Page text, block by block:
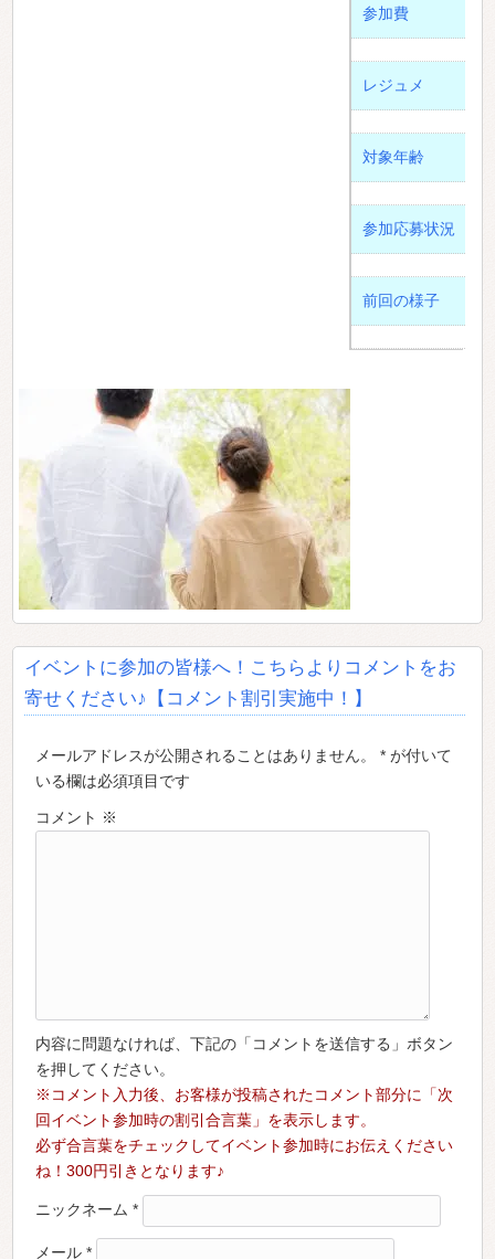
参加費
レジュメ
対象年齢
参加応募状況
前回の様子
イベントに参加の皆様へ！こちらよりコメントをお
寄せください♪【コメント割引実施中！】
メールアドレスが公開されることはありません。 * が付いて
いる欄は必須項目です
コメント ※
内容に問題なければ、下記の「コメントを送信する」ボタン
を押してください。
※コメント入力後、お客様が投稿されたコメント部分に「次
回イベント参加時の割引合言葉」を表示します。
必ず合言葉をチェックしてイベント参加時にお伝えください
ね！300円引きとなります♪
ニックネーム*
メール*